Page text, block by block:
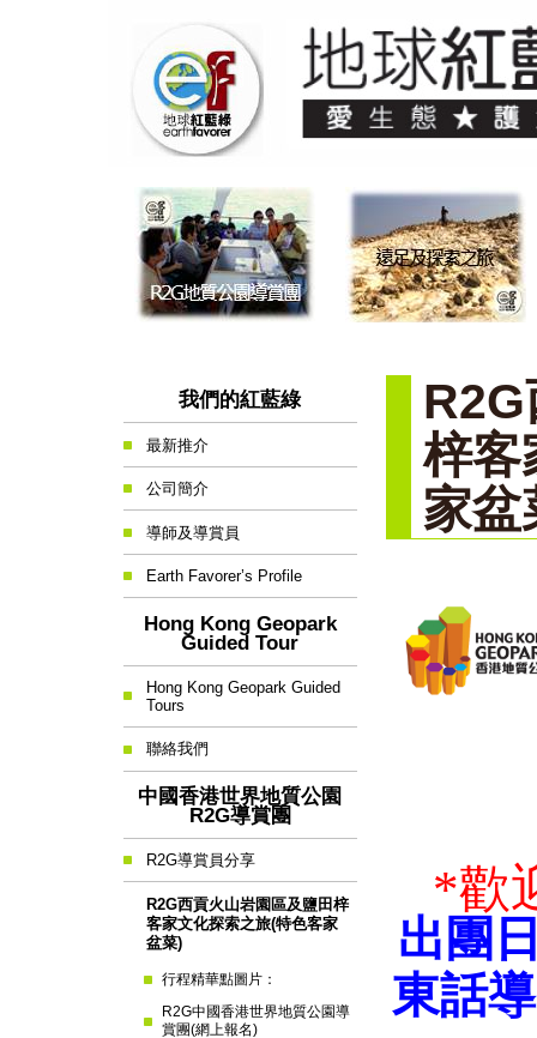
我們的紅藍綠
最新推介
公司簡介
導師及導賞員
Earth Favorer’s Profile
Hong Kong Geopark
Guided Tour
Hong Kong Geopark Guided
Tours
聯絡我們
中國香港世界地質公園
R2G導賞團
R2G導賞員分享
R2G西貢火山岩園區及鹽田梓
客家文化探索之旅(特色客家
盆菜)
行程精華點圖片：
R2G中國香港世界地質公園導
賞團(網上報名)
梓客
家盆
*歡
出團
東話